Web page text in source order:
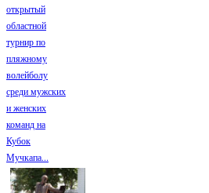
открытый
областной
турнир по
пляжному
волейболу
среди мужских
и женских
команд на
Кубок
Мучкапа...